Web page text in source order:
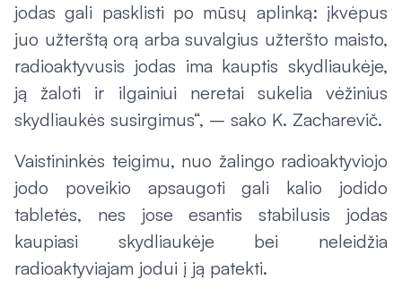
jodas gali pasklisti po mūsų aplinką: įkvėpus
juo užterštą orą arba suvalgius užteršto maisto,
radioaktyvusis jodas ima kauptis skydliaukėje,
ją žaloti ir ilgainiui neretai sukelia vėžinius
skydliaukės susirgimus“, – sako K. Zacharevič.
Vaistininkės teigimu, nuo žalingo radioaktyviojo
jodo poveikio apsaugoti gali kalio jodido
tabletės, nes jose esantis stabilusis jodas
kaupiasi skydliaukėje bei neleidžia
radioaktyviajam jodui į ją patekti.